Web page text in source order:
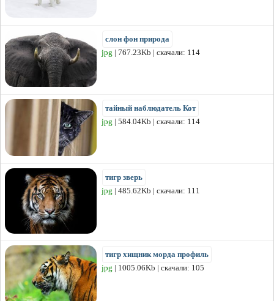
слон фон природа
jpg | 767.23Kb | скачали: 114
тайный наблюдатель Кот
jpg | 584.04Kb | скачали: 114
тигр зверь
jpg | 485.62Kb | скачали: 111
тигр хищник морда профиль
jpg | 1005.06Kb | скачали: 105